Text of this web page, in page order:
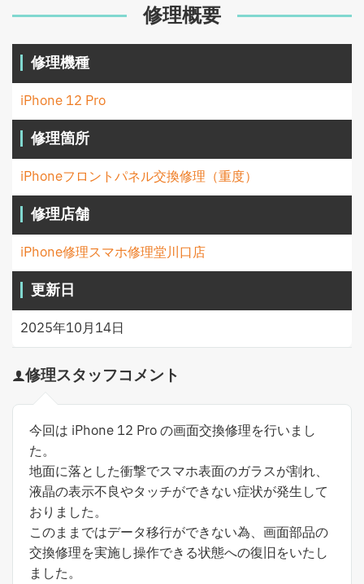
修理概要
修理機種
iPhone 12 Pro
修理箇所
iPhoneフロントパネル交換修理（重度）
修理店舗
iPhone修理スマホ修理堂川口店
更新日
2025年10月14日
修理スタッフコメント
今回は iPhone 12 Pro の画面交換修理を行いまし
た。
地面に落とした衝撃でスマホ表面のガラスが割れ、
液晶の表示不良やタッチができない症状が発生して
おりました。
このままではデータ移行ができない為、画面部品の
交換修理を実施し操作できる状態への復旧をいたし
ました。